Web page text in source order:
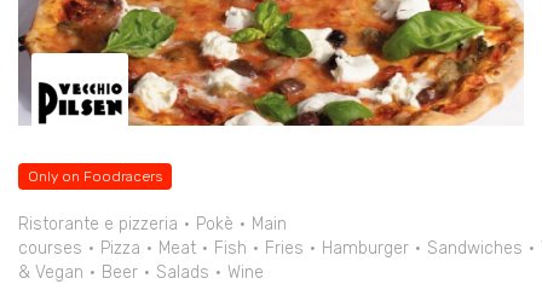
Only on Foodracers
Ristorante e pizzeria Pokè
Main
courses
Pizza Meat Fish Fries Hamburger Sandwiches
& Vegan
Beer Salads Wine